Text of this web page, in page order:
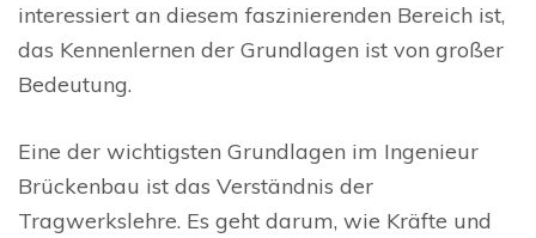
interessiert an diesem faszinierenden Bereich ist,
das Kennenlernen der Grundlagen ist von großer
Bedeutung.
Eine der wichtigsten Grundlagen im Ingenieur
Brückenbau ist das Verständnis der
Tragwerkslehre. Es geht darum, wie Kräfte und